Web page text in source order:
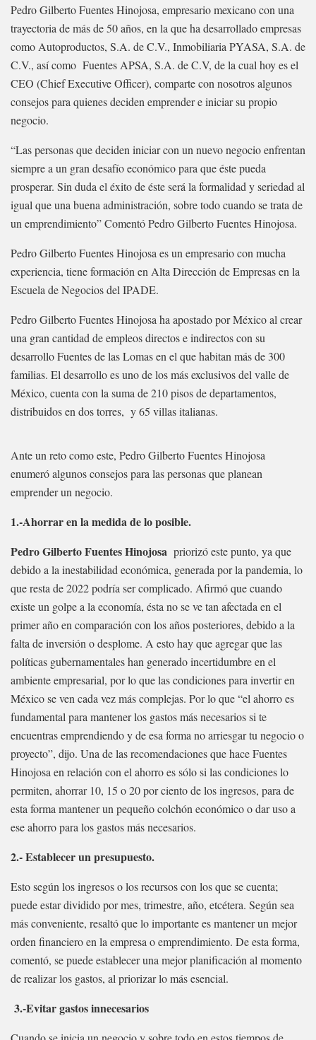
Pedro Gilberto Fuentes Hinojosa, empresario mexicano con una
trayectoria de más de 50 años, en la que ha desarrollado empresas
como Autoproductos, S.A. de C.V., Inmobiliaria PYASA, S.A. de
C.V., así como Fuentes APSA, S.A. de C.V, de la cual hoy es el
CEO (Chief Executive Officer), comparte con nosotros algunos
consejos para quienes deciden emprender e iniciar su propio
negocio.
“Las personas que deciden iniciar con un nuevo negocio enfrentan
siempre a un gran desafío económico para que éste pueda
prosperar. Sin duda el éxito de éste será la formalidad y seriedad al
igual que una buena administración, sobre todo cuando se trata de
un emprendimiento” Comentó Pedro Gilberto Fuentes Hinojosa.
Pedro Gilberto Fuentes Hinojosa es un empresario con mucha
experiencia, tiene formación en Alta Dirección de Empresas en la
Escuela de Negocios del IPADE.
Pedro Gilberto Fuentes Hinojosa ha apostado por México al crear
una gran cantidad de empleos directos e indirectos con su
desarrollo Fuentes de las Lomas en el que habitan más de 300
familias. El desarrollo es uno de los más exclusivos del valle de
México, cuenta con la suma de 210 pisos de departamentos,
distribuidos en dos torres, y 65 villas italianas.
Ante un reto como este, Pedro Gilberto Fuentes Hinojosa
enumeró algunos consejos para las personas que planean
emprender un negocio.
1.-Ahorrar en la medida de lo posible.
Pedro Gilberto Fuentes Hinojosa priorizó este punto, ya que
debido a la inestabilidad económica, generada por la pandemia, lo
que resta de 2022 podría ser complicado. Afirmó que cuando
existe un golpe a la economía, ésta no se ve tan afectada en el
primer año en comparación con los años posteriores, debido a la
falta de inversión o desplome. A esto hay que agregar que las
políticas gubernamentales han generado incertidumbre en el
ambiente empresarial, por lo que las condiciones para invertir en
México se ven cada vez más complejas. Por lo que “el ahorro es
fundamental para mantener los gastos más necesarios si te
encuentras emprendiendo y de esa forma no arriesgar tu negocio o
proyecto”, dijo. Una de las recomendaciones que hace Fuentes
Hinojosa en relación con el ahorro es sólo si las condiciones lo
permiten, ahorrar 10, 15 o 20 por ciento de los ingresos, para de
esta forma mantener un pequeño colchón económico o dar uso a
ese ahorro para los gastos más necesarios.
2.- Establecer un presupuesto.
Esto según los ingresos o los recursos con los que se cuenta;
puede estar dividido por mes, trimestre, año, etcétera. Según sea
más conveniente, resaltó que lo importante es mantener un mejor
orden financiero en la empresa o emprendimiento. De esta forma,
comentó, se puede establecer una mejor planificación al momento
de realizar los gastos, al priorizar lo más esencial.
3.-Evitar gastos innecesarios